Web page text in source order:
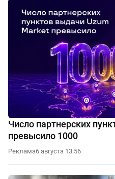
Число партнерских
превысило 1000
Реклама6 августа 13:56